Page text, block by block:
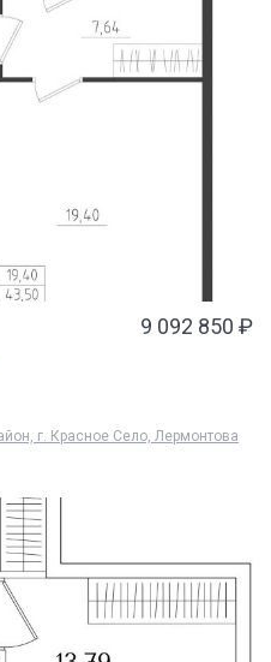
9 092 850 ₽
г. Красное Село, Лермонтова